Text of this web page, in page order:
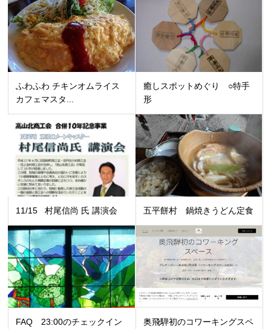
ふわふわ チキンオムライス
カフェマスタ...
癒しスポットめぐり ○特手
形
11/15 村尾信尚 氏 講演会 五平餅村 鍋焼きうどん定食
FAQ 23:00のチェックイン
奥飛騨初のコワーキングスペ